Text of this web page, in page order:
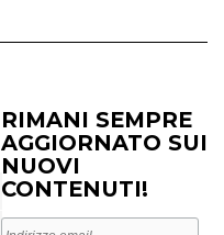
RIMANI SEMPRE
AGGIORNATO SUI
NUOVI
CONTENUTI!